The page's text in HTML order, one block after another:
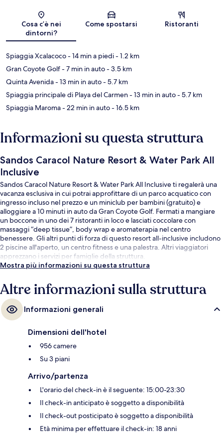
Cosa c’è nei
dintorni?
Come spostarsi Ristoranti
Spiaggia Xcalacoco- 14 min a piedi- 1.2 km
Gran Coyote Golf- 7 min in auto- 3.5 km
Quinta Avenida- 13 min in auto- 5.7 km
Spiaggia principale di Playa del Carmen- 13 min in auto- 5.7 km
Spiaggia Maroma- 22 min in auto- 16.5 km
Informazioni su questa struttura
Sandos Caracol Nature Resort & Water Park All
Inclusive
Sandos Caracol Nature Resort & Water Park All Inclusive ti regalerà una
vacanza esclusiva in cui potrai approfittare di un parco acquatico con
ingresso incluso nel prezzo e un miniclub per bambini (gratuito) e
alloggiare a 10 minuti in auto da Gran Coyote Golf. Fermati a mangiare
un boccone in uno dei 7 ristoranti in loco e lasciati coccolare con
massaggi “deep tissue”, body wrap e aromaterapia nel centro
benessere. Gli altri punti di forza di questo resort all-inclusive includono
2 piscine all'aperto, un centro fitness e una palestra. Altri viaggiatori
apprezzano i servizi per famiglie della struttura.
Mostra più informazioni su questa struttura
Altre informazioni sulla struttura
Informazioni generali
Dimensioni dell'hotel
956 camere
Su 3 piani
Arrivo/partenza
L'orario del check-in è il seguente: 15:00-23:30
Il check-in anticipato è soggetto a disponibilità
Il check-out posticipato è soggetto a disponibilità
Età minima per effettuare il check-in: 18 anni